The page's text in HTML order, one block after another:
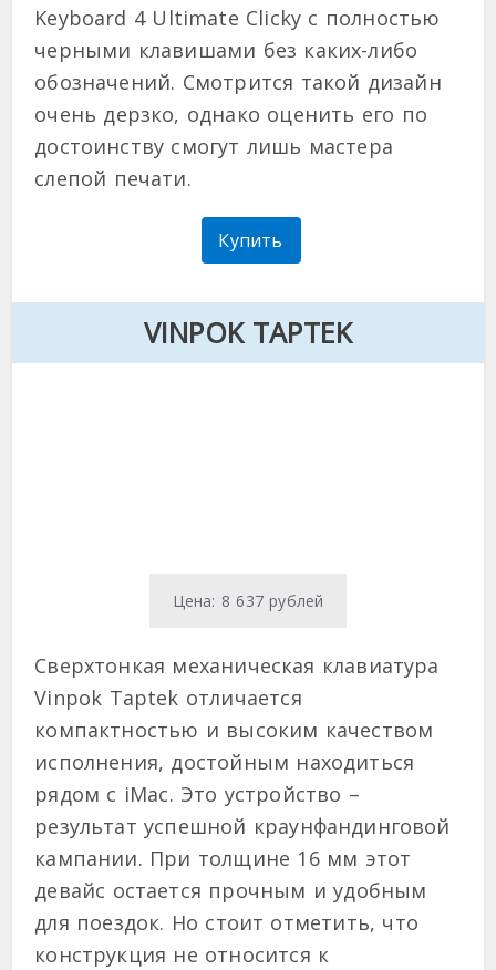
Keyboard 4 Ultimate Clicky с полностью
черными клавишами без каких-либо
обозначений. Смотрится такой дизайн
очень дерзко, однако оценить его по
достоинству смогут лишь мастера
слепой печати.
Купить
VINPOK TAPTEK
Цена: 8 637 рублей
Сверхтонкая механическая клавиатура
Vinpok Taptek отличается
компактностью и высоким качеством
исполнения, достойным находиться
рядом с iMac. Это устройство –
результат успешной краунфандинговой
кампании. При толщине 16 мм этот
девайс остается прочным и удобным
для поездок. Но стоит отметить, что
конструкция не относится к